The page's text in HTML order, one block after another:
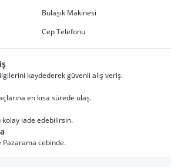
Bulaşık Makinesi
Cep Telefonu
kaydederek güvenli alış veriş.
en kısa sürede ulaş.
kolay iade edebilirsin.
cebinde.